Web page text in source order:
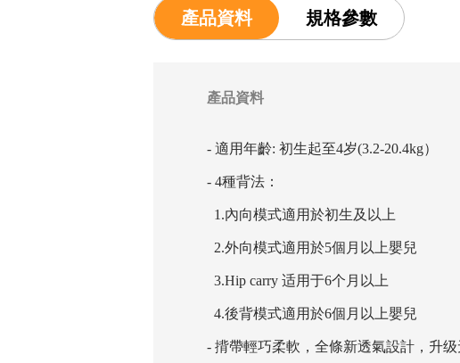
產品資料 規格參數
產品資料
- 適用年齡: 初生起至4岁(3.2-20.4kg）
- 4種背法：
1.內向模式適用於初生及以上
2.外向模式適用於5個月以上嬰兒
3.Hip carry 适用于6个月以上
4.後背模式適用於6個月以上嬰兒
- 揹帶輕巧柔軟，全條新透氣設計，升